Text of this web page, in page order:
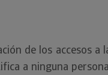
de los accesos a
a ninguna